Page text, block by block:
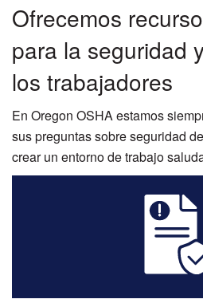
Ofrecemos
para la seguridad
los trabajadores
En Oregon OSHA estamos
sus preguntas sobre seguridad
crear un entorno de trabajo